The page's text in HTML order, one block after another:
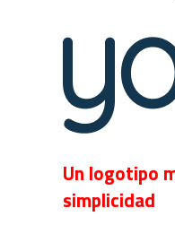
Un logotipo
simplicidad